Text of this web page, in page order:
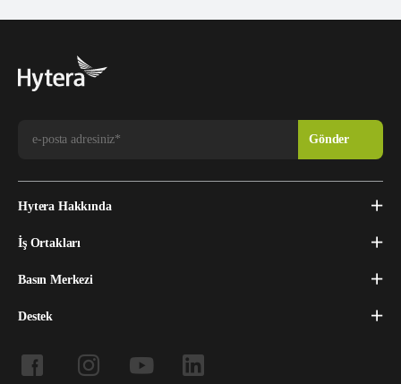
Hytera Hakkında
İş Ortakları
Basın Merkezi
Destek